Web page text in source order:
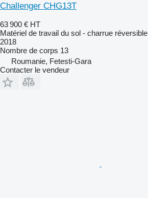
Challenger CHG13T
63 900 € HT
Matériel de travail du sol - charrue réversible
2018
Nombre de corps 13
Roumanie, Fetesti-Gara
Contacter le vendeur